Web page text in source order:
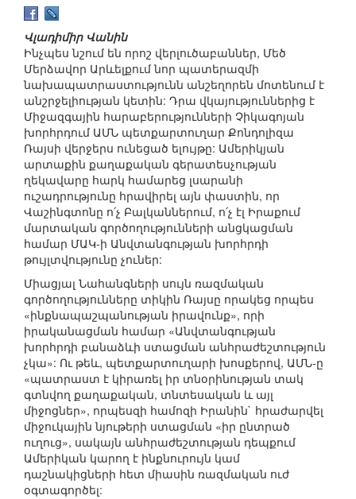
Վլադիմիր Վանին
Ինչպես նշում են որոշ վերլուծաբաններ, Մեծ
Մերձավոր Արևելքում նոր պատերազմի
նախապատրաստությունն անշեղորեն մոտենում է
անշրջելիության կետին: Դրա վկայություններից է
Միջազգային հարաբերությունների Չիկագոյան
խորհրդում ԱՄՆ պետքարտուղար Քոնդոլիզա
Ռայսի վերջերս ունեցած ելույթը: Ամերիկյան
արտաքին քաղաքական գերատեսչության
ղեկավարը հարկ համարեց լսարանի
ուշադրությունը հրավիրել այն փաստին, որ
Վաշինգտոնը ո՛չ Բալկաններում, ո՛չ էլ Իրաքում
մարտական գործողությունների անցկացման
համար ՄԱԿ-ի Անվտանգության խորհրդի
թույլտվությունը չուներ:
Միացյալ Նահանգների սույն ռազմական
գործողությունները տիկին Ռայսը որակեց որպես
«ինքնապաշպանության իրավունք», որի
իրականացման համար «Անվտանգության
խորհրդի բանաձևի ստացման անհրաժեշտություն
չկա»: Ու թեև, պետքարտուղարի խոսքերով, ԱՄՆ-ը
«պատրաստ է կիրառել իր տնօրինության տակ
գտնվող քաղաքական, տնտեսական և այլ
միջոցներ», որպեսզի համոզի Իրանին` հրաժարվել
միջուկային նյութերի ստացման «իր ընտրած
ուղուց», սակայն անհրաժեշտության դեպքում
Ամերիկան կարող է ինքնուրույն կամ
դաշնակիցների հետ միասին ռազմական ուժ
օգտագործել: